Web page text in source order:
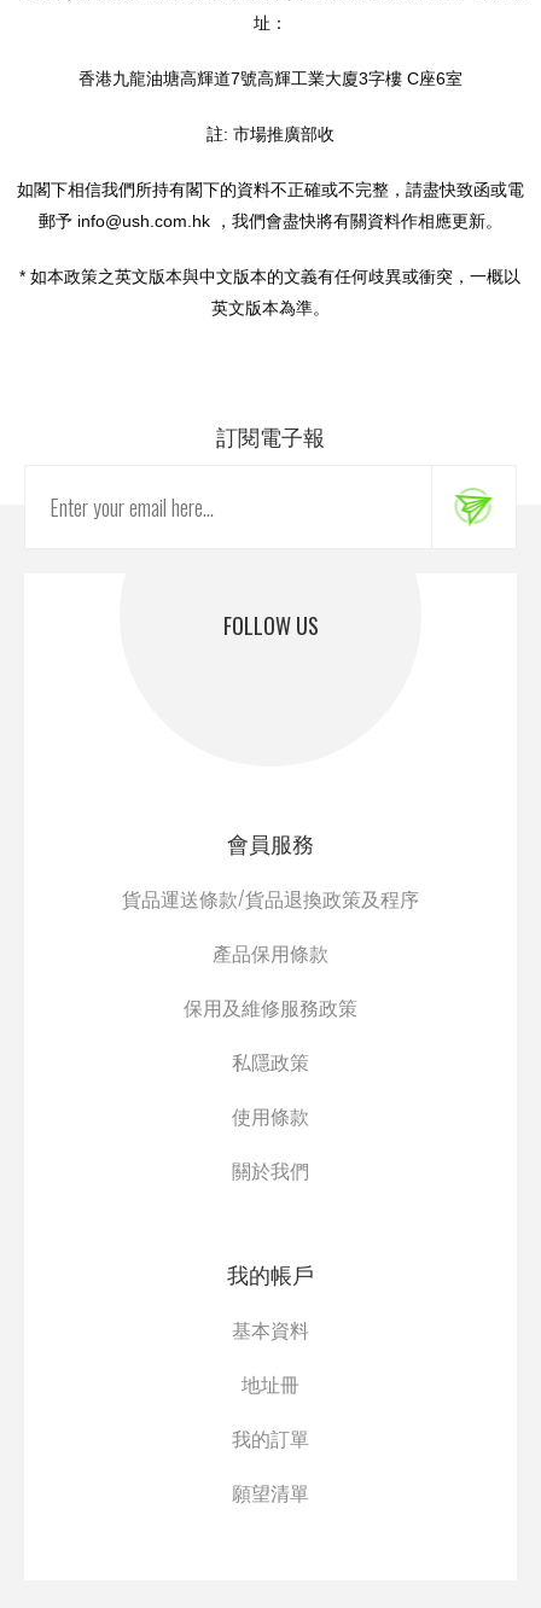
址：
香港九龍油塘高輝道7號高輝工業大廈3字樓 C座6室
註: 市場推廣部收
如閣下相信我們所持有閣下的資料不正確或不完整，請盡快致函或電
郵予 info@ush.com.hk ，我們會盡快將有關資料作相應更新。
* 如本政策之英文版本與中文版本的文義有任何歧異或衝突，一概以
英文版本為準。
訂閱電子報
FOLLOW US
會員服務
貨品運送條款/貨品退換政策及程序
產品保用條款
保用及維修服務政策
私隱政策
使用條款
關於我們
我的帳戶
基本資料
地址冊
我的訂單
願望清單